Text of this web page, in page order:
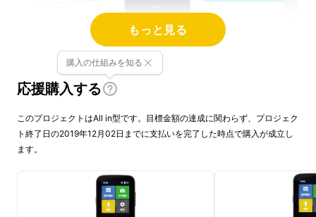
もっと見る
応援購入する
購入の仕組みを知る
このプロジェクトはAll in型です。目標金額の達成に関わらず、プロジェク
ト終了日の2019年12月02日までに支払いを完了した時点で購入が成立し
ます。